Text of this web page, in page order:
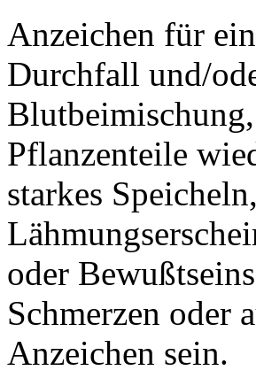
Anzeichen für
Durchfall und/
Pflanzenteile
starkes
oder
Schmerzen oder
Anzeichen sein.